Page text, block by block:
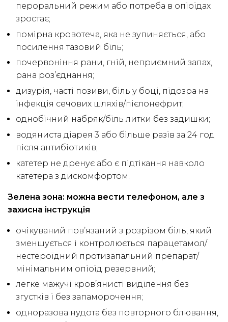
пероральний режим або потреба в опіоїдах
зростає;
помірна кровотеча, яка не зупиняється, або
посилення тазовий біль;
почервоніння рани, гній, неприємний запах,
рана роз’єднання;
дизурія, часті позиви, біль у боці, підозра на
інфекція сечових шляхів/пієлонефрит;
однобічний набряк/біль литки без задишки;
водяниста діарея 3 або більше разів за 24 год
після антибіотиків;
катетер не дренує або є підтікання навколо
катетера з дискомфортом.
Зелена зона: можна вести телефоном, але з
захисна інструкція
очікуваний пов’язаний з розрізом біль, який
зменшується і контролюється парацетамол/
нестероїдний протизапальний препарат/
мінімальним опіоїд резервний;
легке мажучі кров’янисті виділення без
згустків і без запаморочення;
одноразова нудота без повторного блювання,